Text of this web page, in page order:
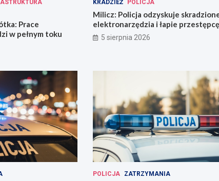
Prace
w pełnym toku
KRADZIEŻ POLICJA
Milicz: Policja odzyskuje
elektronarzędzia i łapie
narkotykami
5 sierpnia 2026
POLICJA ZATRZYMANIA